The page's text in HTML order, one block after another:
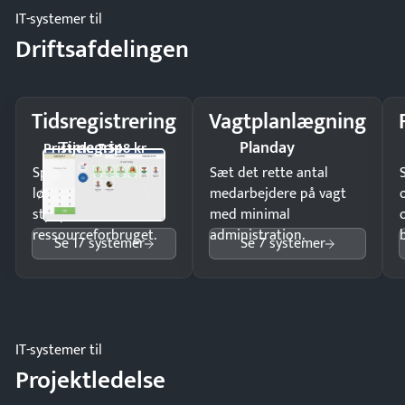
IT-systemer til
Driftsafdelingen
Tidsregistrering
Timegrip
Pristjek: 7.548 kr
Spar tid på
lønberegning og få
styr på
ressourceforbruget.
Se 17 systemer
Vagtplanlægning
Planday
Sæt det rette antal
medarbejdere på vagt
med minimal
administration.
Se 7 systemer
IT-systemer til
Projektledelse